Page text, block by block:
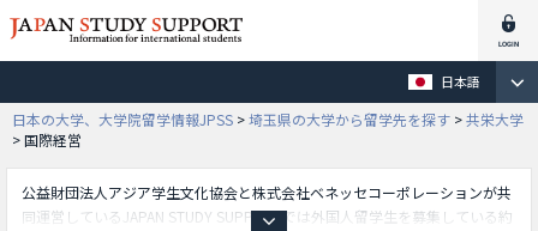
日本語
日本の大学、大学院留学情報JPSS >埼玉県の大学から留学先を探す >共栄大学
>国際経営
公益財団法人アジア学生文化協会と株式会社ベネッセコーポレーションが共
同運営しているJAPAN STUDY SUPPORTでは外国人留学生を募集している約